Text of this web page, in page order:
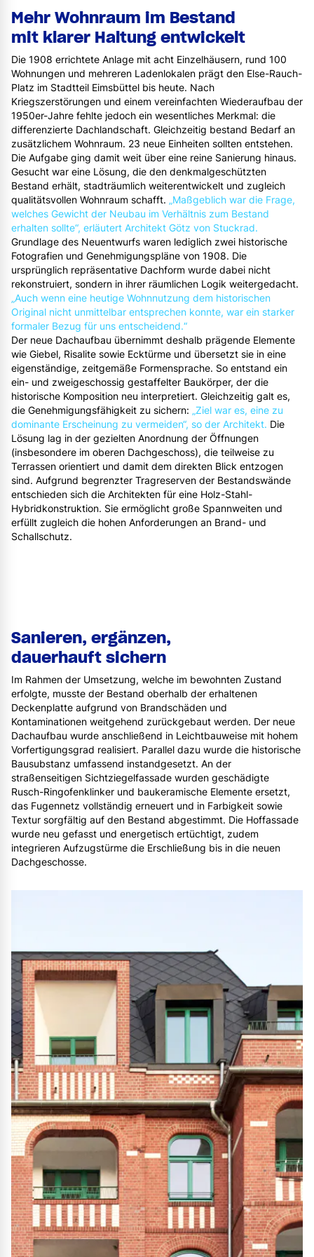
Mehr Wohnraum im Bestand
mit klarer Haltung entwickelt
Die 1908 errichtete Anlage mit acht Einzelhäusern, rund 100
Wohnungen und mehreren Ladenlokalen prägt den Else-Rauch-
Platz im Stadtteil Eimsbüttel bis heute. Nach
Kriegszerstörungen und einem vereinfachten Wiederaufbau der
1950er-Jahre fehlte jedoch ein wesentliches Merkmal: die
differenzierte Dachlandschaft. Gleichzeitig bestand Bedarf an
zusätzlichem Wohnraum. 23 neue Einheiten sollten entstehen.
Die Aufgabe ging damit weit über eine reine Sanierung hinaus.
Gesucht war eine Lösung, die den denkmalgeschützten
Bestand erhält, stadträumlich weiterentwickelt und zugleich
qualitätsvollen Wohnraum schafft. „Maßgeblich war die Frage,
welches Gewicht der Neubau im Verhältnis zum Bestand
erhalten sollte“, erläutert Architekt Götz von Stuckrad.
Grundlage des Neuentwurfs waren lediglich zwei historische
Fotografien und Genehmigungspläne von 1908. Die
ursprünglich repräsentative Dachform wurde dabei nicht
rekonstruiert, sondern in ihrer räumlichen Logik weitergedacht.
„Auch wenn eine heutige Wohnnutzung dem historischen
Original nicht unmittelbar entsprechen konnte, war ein starker
formaler Bezug für uns entscheidend.“
Der neue Dachaufbau übernimmt deshalb prägende Elemente
wie Giebel, Risalite sowie Ecktürme und übersetzt sie in eine
eigenständige, zeitgemäße Formensprache. So entstand ein
ein- und zweigeschossig gestaffelter Baukörper, der die
historische Komposition neu interpretiert. Gleichzeitig galt es,
die Genehmigungsfähigkeit zu sichern: „Ziel war es, eine zu
dominante Erscheinung zu vermeiden“, so der Architekt. Die
Lösung lag in der gezielten Anordnung der Öffnungen
(insbesondere im oberen Dachgeschoss), die teilweise zu
Terrassen orientiert und damit dem direkten Blick entzogen
sind. Aufgrund begrenzter Tragreserven der Bestandswände
entschieden sich die Architekten für eine Holz-Stahl-
Hybridkonstruktion. Sie ermöglicht große Spannweiten und
erfüllt zugleich die hohen Anforderungen an Brand- und
Schallschutz.
Sanieren, ergänzen,
dauerhauft sichern
Im Rahmen der Umsetzung, welche im bewohnten Zustand
erfolgte, musste der Bestand oberhalb der erhaltenen
Deckenplatte aufgrund von Brandschäden und
Kontaminationen weitgehend zurückgebaut werden. Der neue
Dachaufbau wurde anschließend in Leichtbauweise mit hohem
Vorfertigungsgrad realisiert. Parallel dazu wurde die historische
Bausubstanz umfassend instandgesetzt. An der
straßenseitigen Sichtziegelfassade wurden geschädigte
Rusch-Ringofenklinker und baukeramische Elemente ersetzt,
das Fugennetz vollständig erneuert und in Farbigkeit sowie
Textur sorgfältig auf den Bestand abgestimmt. Die Hoffassade
wurde neu gefasst und energetisch ertüchtigt, zudem
integrieren Aufzugstürme die Erschließung bis in die neuen
Dachgeschosse.